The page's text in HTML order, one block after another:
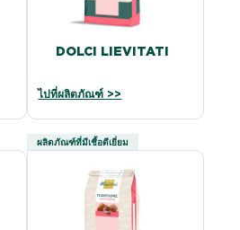
DOLCI LIEVITATI
ไปที่ผลิตภัณฑ์ >>
ผลิตภัณฑ์ที่มีเชื้อดีเยี่ยม